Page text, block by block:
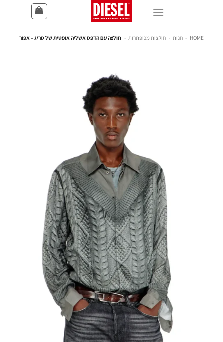
HOME
- חנות - חולצות מכופתרות - חולצה עם הדפס אשליה אופטית של סריג – אפור